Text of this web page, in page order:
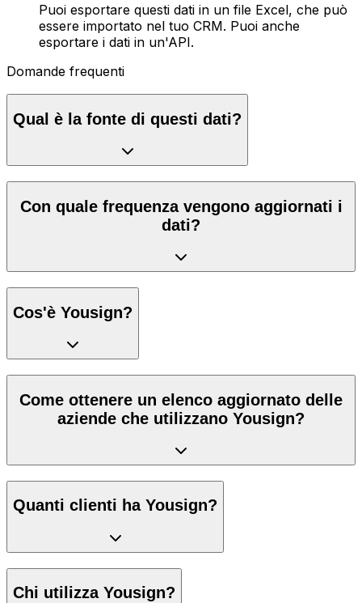
Puoi esportare questi dati in un file Excel, che può
essere importato nel tuo CRM. Puoi anche
esportare i dati in un'API.
Domande frequenti
Qual è la fonte di questi dati?
Con quale frequenza vengono aggiornati i
dati?
Cos'è Yousign?
Come ottenere un elenco aggiornato delle
aziende che utilizzano Yousign?
Quanti clienti ha Yousign?
Chi utilizza Yousign?